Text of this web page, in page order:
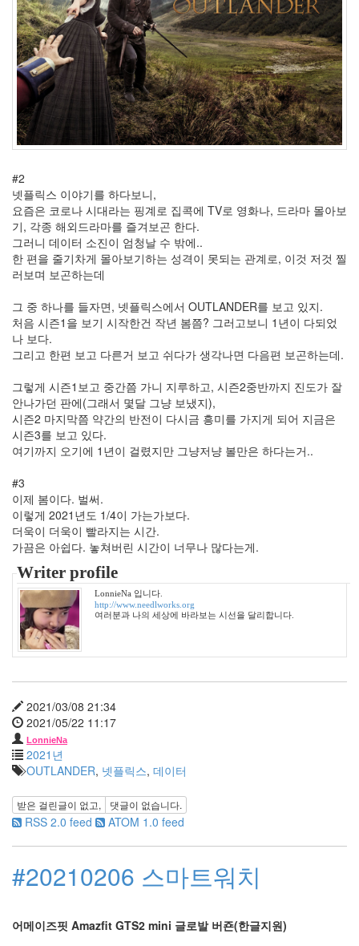
#2
넷플릭스 이야기를 하다보니,
요즘은 코로나 시대라는 핑계로 집콕에 TV로 영화나, 드라마 몰아보
기, 각종 해외드라마를 즐겨보곤 한다.
그러니 데이터 소진이 엄청날 수 밖에..
한 편을 줄기차게 몰아보기하는 성격이 못되는 관계로, 이것 저것 찔
러보며 보곤하는데
그 중 하나를 들자면, 넷플릭스에서 OUTLANDER를 보고 있지.
처음 시즌1을 보기 시작한건 작년 봄쯤? 그러고보니 1년이 다되었
나 보다.
그리고 한편 보고 다른거 보고 쉬다가 생각나면 다음편 보곤하는데.
그렇게 시즌1보고 중간쯤 가니 지루하고, 시즌2중반까지 진도가 잘
안나가던 판에(그래서 몇달 그냥 보냈지),
시즌2 마지막쯤 약간의 반전이 다시금 흥미를 가지게 되어 지금은
시즌3를 보고 있다.
여기까지 오기에 1년이 걸렸지만 그냥저냥 볼만은 하다는거..
#3
이제 봄이다. 벌써.
이렇게 2021년도 1/4이 가는가보다.
더욱이 더욱이 빨라지는 시간.
가끔은 아쉽다. 놓쳐버린 시간이 너무나 많다는게.
Writer profile
LonnieNa 입니다.
http://www.needlworks.org
여러분과 나의 세상에 바라보는 시선을 달리합니다.
2021/03/08 21:34
2021/05/22 11:17
LonnieNa
2021년
OUTLANDER, 넷플릭스, 데이터
받은 걸린글이 없고, 댓글이 없습니다.
RSS 2.0 feed ATOM 1.0 feed
#20210206 스마트워치
어메이즈핏 Amazfit GTS2 mini 글로발 버죤(한글지원)
년
8
월
1
2011
년
9
월
1
2011
월
3
2011
년
11
월
2011
년
12
월
2012
년
1
월
3
년
2
월
1
2012
년
3
월
1
2012
년
월
2012
년
5
월
0
2012
년
6
2012
년
월
1